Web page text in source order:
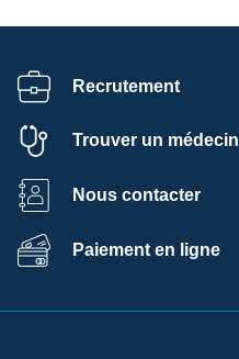
Recrutement
Trouver un médecin
Nous contacter
Paiement en ligne